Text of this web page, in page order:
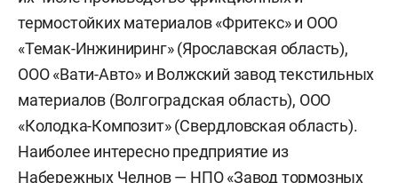
термостойких материалов «Фритекс» и ООО
«Темак-Инжиниринг» (Ярославская область),
ООО «Вати-Авто» и Волжский завод текстильных
материалов (Волгоградская область), ООО
«Колодка-Композит» (Свердловская область).
Наиболее интересно предприятие из
Набережных Челнов — НПО «Завод тормозных